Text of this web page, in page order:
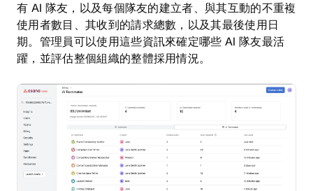
有 AI 隊友，以及每個隊友的建立者、與其互動的不重複
使用者數目、其收到的請求總數，以及其最後使用日
期。管理員可以使用這些資訊來確定哪些 AI 隊友最活
躍，並評估整個組織的整體採用情況。